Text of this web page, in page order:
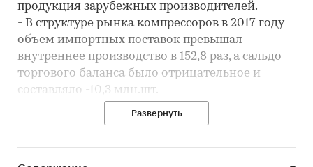
продукция зарубежных производителей.
- В структуре рынка компрессоров в 2017 году
объем импортных поставок превышал
внутреннее производство в 152,8 раз, а сальдо
торгового баланса было отрицательное и
составляло -10,3 млн.шт.
показывает Московская область с объемом
Развернуть